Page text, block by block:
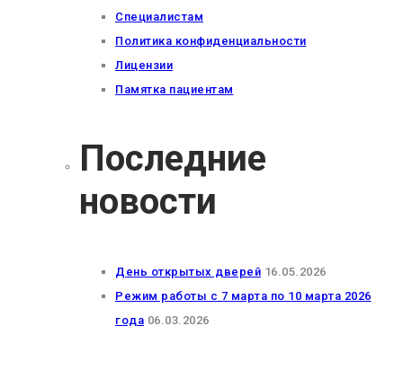
Специалистам
Политика конфиденциальности
Лицензии
Памятка пациентам
Последние
новости
День открытых дверей 16.05.2026
Режим работы с 7 марта по 10 марта 2026
года 06.03.2026